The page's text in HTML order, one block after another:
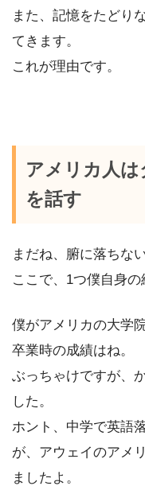
また、記憶をたどり
てきます。
これが理由です。
アメリカ人
を話す
まだね、腑に落ちな
ここで、1つ僕自身の
僕がアメリカの大学
卒業時の成績はね。
ぶっちゃけですが、
した。
ホント、中学で英語
が、アウェイのアメ
ましたよ。